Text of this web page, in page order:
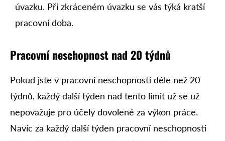
úvazku. Při zkráceném úvazku se vás týká kratší
pracovní doba.
Pracovní neschopnost nad 20 týdnů
Pokud jste v pracovní neschopnosti déle než 20
týdnů, každý další týden nad tento limit už se už
nepovažuje pro účely dovolené za výkon práce.
Navíc za každý další týden pracovní neschopnosti